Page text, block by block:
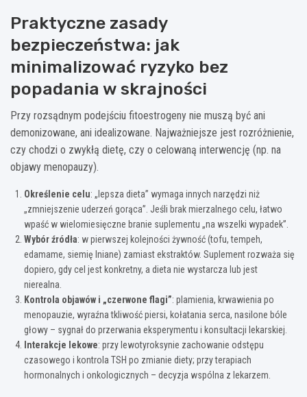
Praktyczne zasady
bezpieczeństwa: jak
minimalizować ryzyko bez
popadania w skrajności
Przy rozsądnym podejściu fitoestrogeny nie muszą być ani
demonizowane, ani idealizowane. Najważniejsze jest rozróżnienie,
czy chodzi o zwykłą dietę, czy o celowaną interwencję (np. na
objawy menopauzy).
Określenie celu: „lepsza dieta” wymaga innych narzędzi niż
„zmniejszenie uderzeń gorąca”. Jeśli brak mierzalnego celu, łatwo
wpaść w wielomiesięczne branie suplementu „na wszelki wypadek”.
Wybór źródła: w pierwszej kolejności żywność (tofu, tempeh,
edamame, siemię lniane) zamiast ekstraktów. Suplement rozważa się
dopiero, gdy cel jest konkretny, a dieta nie wystarcza lub jest
nierealna.
Kontrola objawów i „czerwone flagi”: plamienia, krwawienia po
menopauzie, wyraźna tkliwość piersi, kołatania serca, nasilone bóle
głowy – sygnał do przerwania eksperymentu i konsultacji lekarskiej.
Interakcje lekowe: przy lewotyroksynie zachowanie odstępu
czasowego i kontrola TSH po zmianie diety; przy terapiach
hormonalnych i onkologicznych – decyzja wspólna z lekarzem.